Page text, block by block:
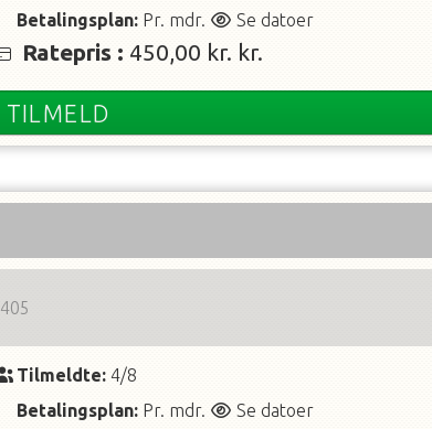
Betalingsplan: Pr. mdr. Se datoer
Ratepris : 450,00 kr. kr.
TILMELD
405
Tilmeldte: 4/8
Betalingsplan: Pr. mdr. Se datoer